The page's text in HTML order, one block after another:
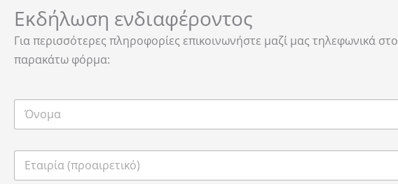
Εκδήλωση ενδιαφέροντος
Για περισσότερες πληροφορίες επικοινωνήστε μαζί μας τηλεφωνικά στο
παρακάτω φόρμα: